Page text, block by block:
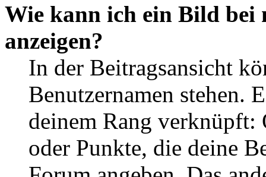
Wie kann ich ein Bild bei
anzeigen?
In der Beitragsansicht
Benutzernamen stehen.
deinem Rang verknüpft:
oder Punkte, die deine